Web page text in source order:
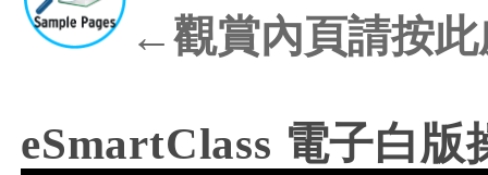
←觀賞內頁請按此
eSmartClass 電子白版